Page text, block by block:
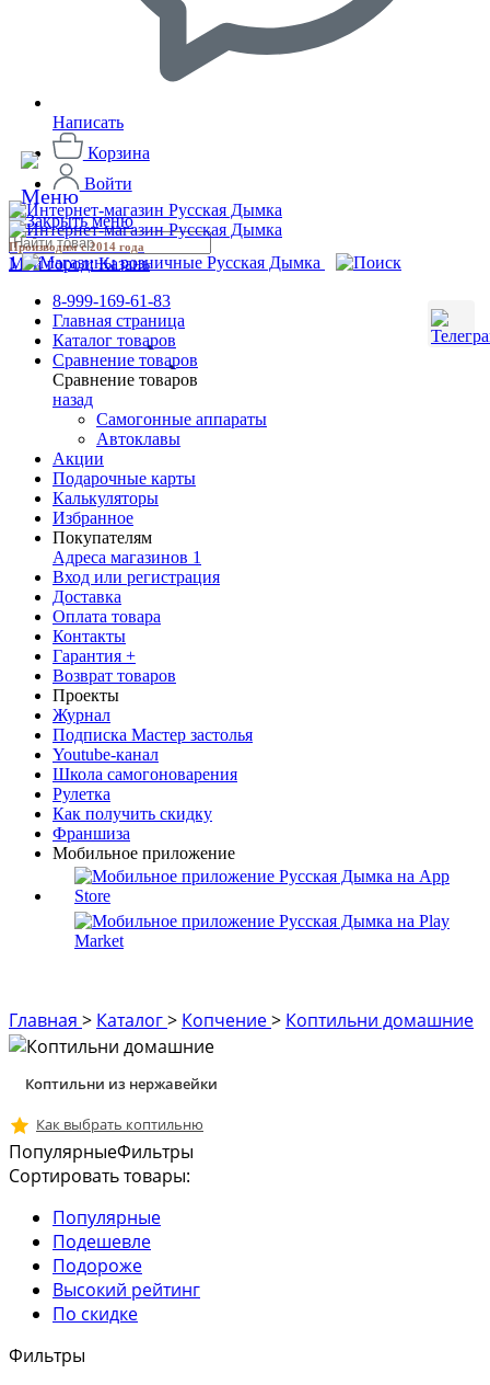
Написать
Корзина
Войти
Производим с 2014 года
1
Мой город:Казань
8-999-169-61-83
Главная страница
Каталог товаров
Сравнение товаров
Сравнение товаров
назад
Самогонные аппараты
Автоклавы
Акции
Подарочные карты
Калькуляторы
Избранное
Покупателям
Адреса магазинов 1
Вход или регистрация
Доставка
Оплата товара
Контакты
Гарантия +
Возврат товаров
Проекты
Журнал
Подписка Мастер застолья
Youtube-канал
Школа самогоноварения
Рулетка
Как получить скидку
Франшиза
Мобильное приложение
Главная > Каталог> Копчение> Коптильни домашние
Коптильни из нержавейки
Как выбрать коптильню
ПопулярныеФильтры
Сортировать товары:
Популярные
Подешевле
Подороже
Высокий рейтинг
По скидке
Фильтры